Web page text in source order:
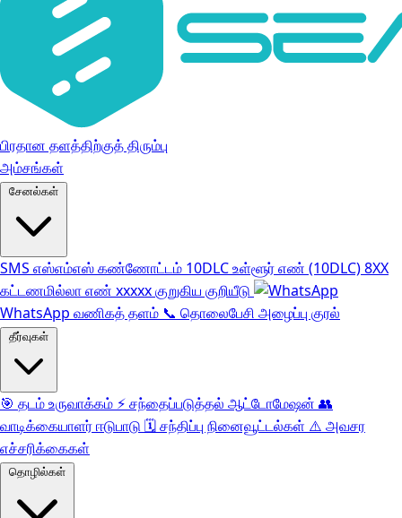
பிரதான தளத்திற்குத் திரும்பு
அம்சங்கள்
சேனல்கள்
SMS எஸ்எம்எஸ் கண்ணோட்டம் 10DLCஉள்ளூர் எண் (10DLC)8XX
கட்டணமில்லா எண் xxxxxகுறுகிய குறியீடு
WhatsApp வணிகத் தளம் 📞 தொலைபேசி அழைப்பு குரல்
தீர்வுகள்
🎯 தடம் உருவாக்கம் ⚡️சந்தைப்படுத்தல் ஆட்டோமேஷன் 👥
வாடிக்கையாளர் ஈடுபாடு 🗓️சந்திப்பு நினைவூட்டல்கள் ⚠️ அவசர
எச்சரிக்கைகள்
தொழில்கள்